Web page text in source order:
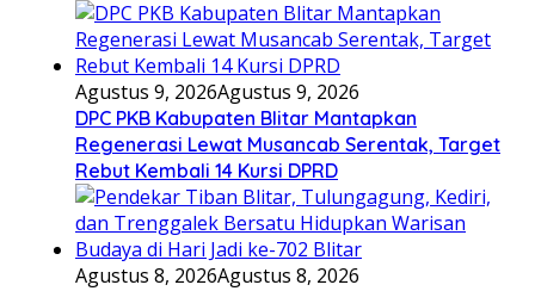
Agustus 9, 2026Agustus 9, 2026
DPC PKB Kabupaten Blitar Mantapkan
Regenerasi Lewat Musancab Serentak, Target
Rebut Kembali 14 Kursi DPRD
Agustus 8, 2026Agustus 8, 2026